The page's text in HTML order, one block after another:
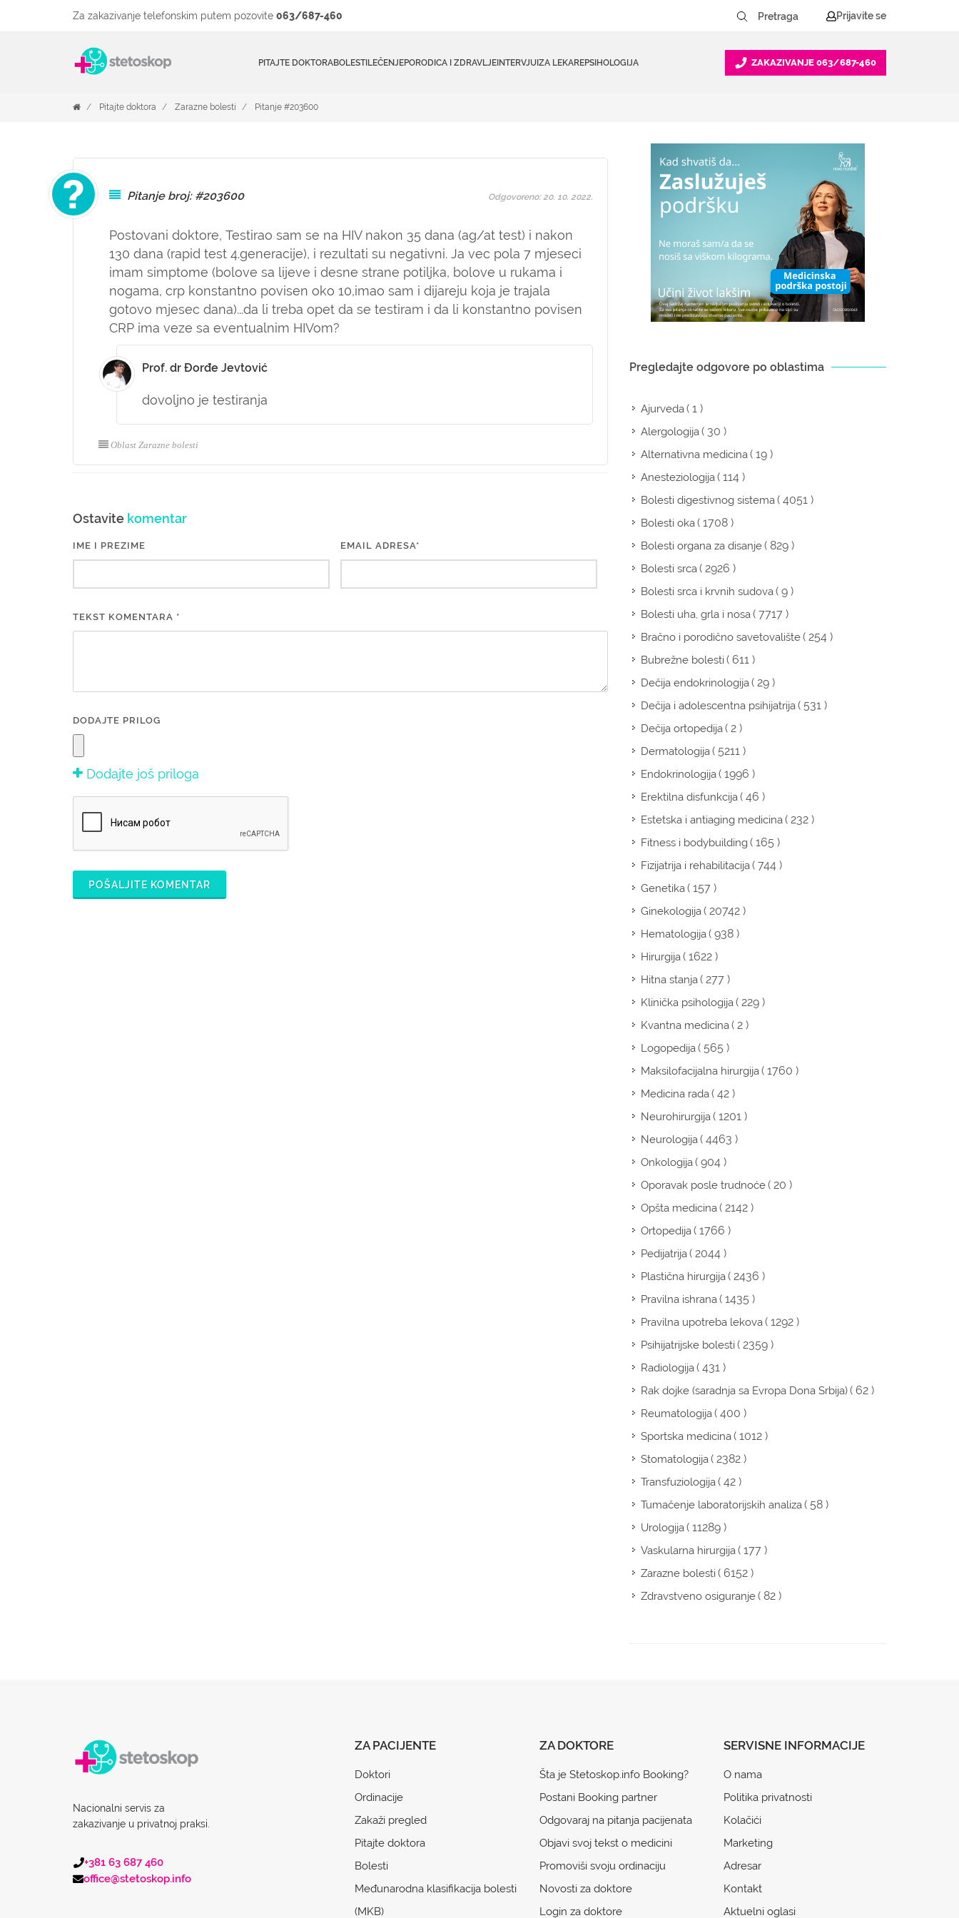
Za zakazivanje telefonskim putem pozovite 063/687-460 Prijavite se
PITAJTE DOKTORABOLESTILEČENJEPORODICA I ZDRAVLJEINTERVJUIZA LEKAREPSIHOLOGIJA ZAKAZIVANJE 063/687-460
Pitajte doktora Zarazne bolesti Pitanje #203600
Pitanje broj: #203600
Postovani doktore, Testirao sam se na HIV nakon 35 dana (ag/at test) i nakon
130 dana (rapid test 4.generacije), i rezultati su negativni. Ja vec pola 7 mjeseci
imam simptome (bolove sa lijeve i desne strane potiljka, bolove u rukama i
nogama, crp konstantno povisen oko 10,imao sam i dijareju koja je trajala
gotovo mjesec dana)...da li treba opet da se testiram i da li konstantno povisen
CRP ima veze sa eventualnim HIVom?
Odgovoreno: 20. 10. 2022.
Prof. dr Đorđe Jevtović
dovoljno je testiranja
Oblast Zarazne bolesti
Ostavite komentar
IME I PREZIME EMAIL ADRESA*
TEKST KOMENTARA *
DODAJTE PRILOG
Dodajte još priloga
POŠALJITE KOMENTAR
Pregledajte odgovore po oblastima
Ajurveda( 1 )
Alergologija( 30 )
Alternativna medicina( 19 )
Anesteziologija( 114 )
Bolesti digestivnog sistema( 4051 )
Bolesti oka( 1708 )
Bolesti organa za disanje( 829 )
Bolesti srca( 2926 )
Bolesti srca i krvnih sudova( 9 )
Bolesti uha, grla i nosa( 7717 )
Bračno i porodično savetovalište( 254 )
Bubrežne bolesti( 611 )
Dečija endokrinologija( 29 )
Dečija i adolescentna psihijatrija( 531 )
Dečija ortopedija( 2 )
Dermatologija( 5211 )
Endokrinologija( 1996 )
Erektilna disfunkcija( 46 )
Estetska i antiaging medicina( 232 )
Fitness i bodybuilding( 165 )
Fizijatrija i rehabilitacija( 744 )
Genetika( 157 )
Ginekologija( 20742 )
Hematologija( 938 )
Hirurgija( 1622 )
Hitna stanja( 277 )
Klinička psihologija( 229 )
Kvantna medicina( 2 )
Logopedija( 565 )
Maksilofacijalna hirurgija( 1760 )
Medicina rada( 42 )
Neurohirurgija( 1201 )
Neurologija( 4463 )
Onkologija( 904 )
Oporavak posle trudnoće( 20 )
Opšta medicina( 2142 )
Ortopedija( 1766 )
Pedijatrija( 2044 )
Plastična hirurgija( 2436 )
Pravilna ishrana( 1435 )
Pravilna upotreba lekova( 1292 )
Psihijatrijske bolesti( 2359 )
Radiologija( 431 )
Rak dojke (saradnja sa Evropa Dona Srbija)( 62 )
Reumatologija( 400 )
Sportska medicina( 1012 )
Stomatologija( 2382 )
Transfuziologija( 42 )
Tumačenje laboratorijskih analiza( 58 )
Urologija( 11289 )
Vaskularna hirurgija( 177 )
Zarazne bolesti( 6152 )
Zdravstveno osiguranje( 82 )
Nacionalni servis za
zakazivanje u privatnoj praksi.
+381 63 687 460
office@stetoskop.info
ZA PACIJENTE
Doktori
Ordinacije
Zakaži pregled
Pitajte doktora
Bolesti
Međunarodna klasifikacija bolesti
(MKB)
ZA DOKTORE
Šta je Stetoskop.info Booking?
Postani Booking partner
Odgovaraj na pitanja pacijenata
Objavi svoj tekst o medicini
Promoviši svoju ordinaciju
Novosti za doktore
Login za doktore
SERVISNE INFORMACIJE
O nama
Politika privatnosti
Kolačići
Marketing
Adresar
Kontakt
Aktuelni oglasi